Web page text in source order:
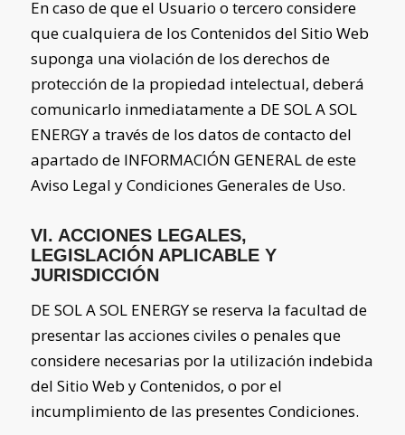
En caso de que el Usuario o tercero considere
que cualquiera de los Contenidos del Sitio Web
suponga una violación de los derechos de
protección de la propiedad intelectual, deberá
comunicarlo inmediatamente a DE SOL A SOL
ENERGYa través de los datos de contacto del
apartado de INFORMACIÓN GENERAL de este
Aviso Legal y Condiciones Generales de Uso.
VI. ACCIONES LEGALES,
LEGISLACIÓN APLICABLE Y
JURISDICCIÓN
DE SOL A SOL ENERGYse reserva la facultad de
presentar las acciones civiles o penales que
considere necesarias por la utilización indebida
del Sitio Web y Contenidos, o por el
incumplimiento de las presentes Condiciones.